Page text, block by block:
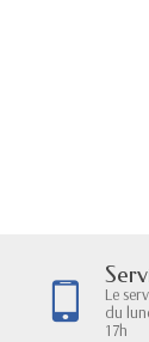
Le
du
17h